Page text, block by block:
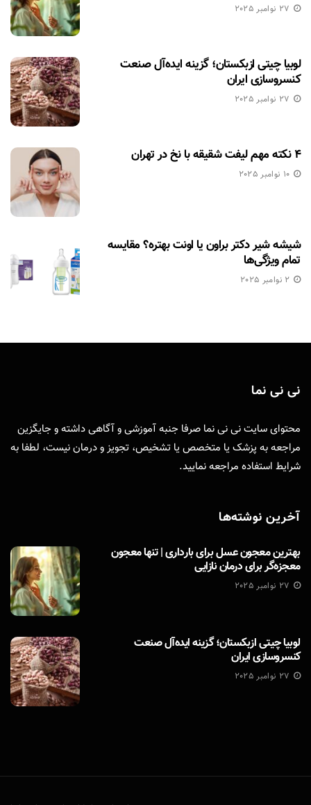
27 نوامبر 2025
لوبیا چیتی ازبکستان؛ گزینه ایده‌آل صنعت
کنسروسازی ایران
27 نوامبر 2025
۴ نکته مهم لیفت شقیقه با نخ در تهران
10 نوامبر 2025
شیشه شیر دکتر براون یا اونت بهتره؟ مقایسه
تمام ویژگی‌ها
2 نوامبر 2025
نی نی نما
محتوای سایت نی نی نما صرفا جنبه آموزشی و آگاهی داشته و جایگزین
مراجعه به پزشک یا متخصص یا تشخیص، تجویز و درمان نیست، لطفا به
شرایط استفاده مراجعه نمایید.
آخرین نوشته‌ها
بهترین معجون عسل برای بارداری | تنها معجون
معجزه‌گر برای درمان نازایی
27 نوامبر 2025
لوبیا چیتی ازبکستان؛ گزینه ایده‌آل صنعت
کنسروسازی ایران
27 نوامبر 2025